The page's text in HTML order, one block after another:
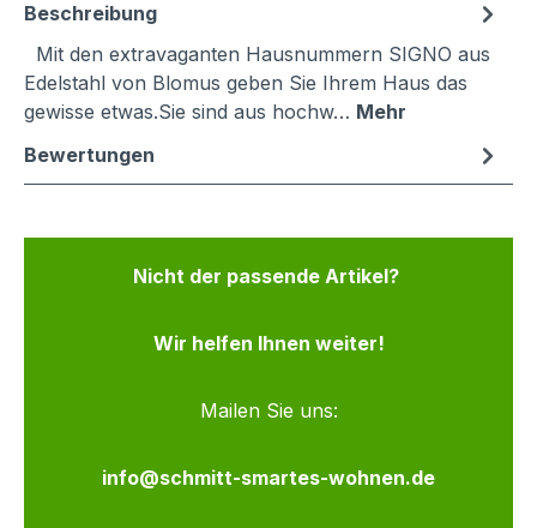
Beschreibung
Mit den extravaganten Hausnummern SIGNO aus
Edelstahl von Blomus geben Sie Ihrem Haus das
gewisse etwas.Sie sind aus hochw… Mehr
Bewertungen
Nicht der passende Artikel?
Wir helfen Ihnen weiter!
Mailen Sie uns:
info@schmitt-smartes-wohnen.de